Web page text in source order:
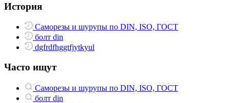
История
Саморезы и шурупы по DIN, ISO, ГОСТ
болт din
dgfrdfhggtfjytkyul
Часто ищут
Саморезы и шурупы по DIN, ISO, ГОСТ
болт din